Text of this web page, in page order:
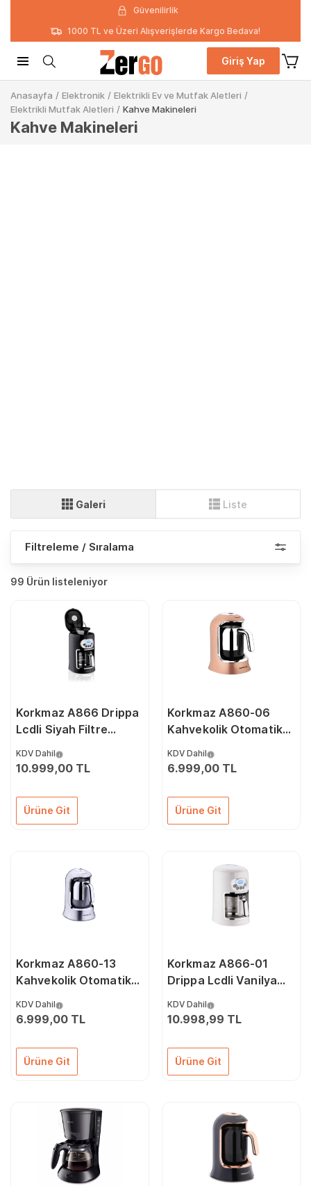
Güvenilirlik
1000 TL ve Üzeri Alışverişlerde Kargo Bedava!
Giriş Yap
Anasayfa / Elektronik / Elektrikli Ev ve Mutfak Aletleri /
Elektrikli Mutfak Aletleri / Kahve Makineleri
Kahve Makineleri
Galeri Liste
Filtreleme / Sıralama
99 Ürün listeleniyor
Korkmaz A866 Drippa
Lcdli Siyah Filtre
KDV Dahil
10.999,00 TL
Ürüne Git
Korkmaz A860-06
Kahvekolik Otomatik
Rosagold Krom
KDV Dahil
6.999,00 TL
Ürüne Git
Korkmaz A860-13
Kahvekolik Otomatik
KDV Dahil
6.999,00 TL
Ürüne Git
Korkmaz A866-01
Drippa Lcdli Vanilya
KDV Dahil
10.998,99 TL
Ürüne Git